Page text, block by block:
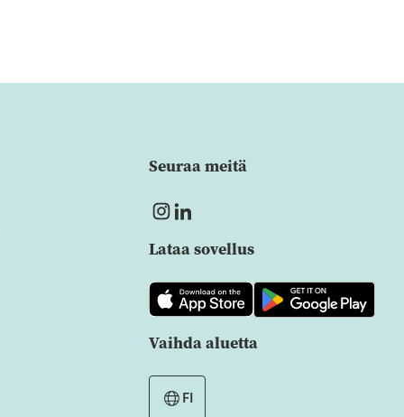
Seuraa meitä
Lataa sovellus
Vaihda aluetta
FI